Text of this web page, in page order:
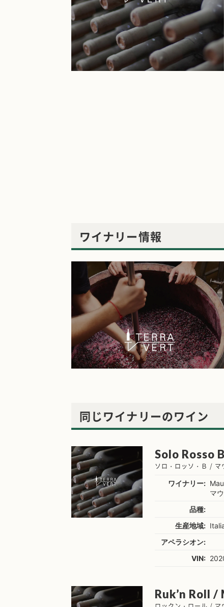
ワイナリー情報
同じワイナリーのワイン
Solo Rosso
ソロ・ロッソ・Ｂ / マ
ワイナリー:
マ
品種:
生産地域:
アペラシオン:
VIN:
Ruk’n Roll